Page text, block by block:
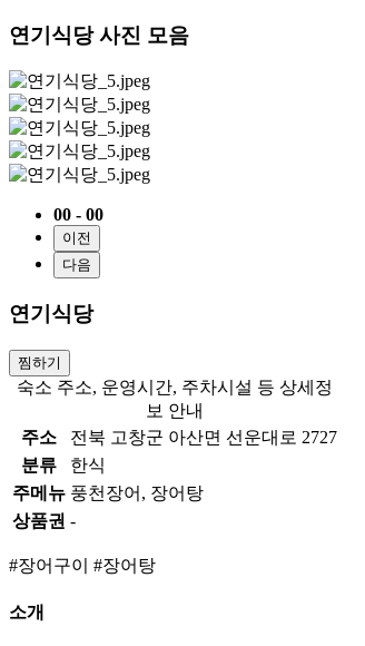
연기식당 사진 모음
00 - 00
이전
다음
연기식당
찜하기
숙소 주소, 운영시간, 주차시설 등 상세정
보 안내
주소
전북 고창군 아산면 선운대로 2727
분류
한식
주메뉴 풍천장어, 장어탕
상품권 -
#장어구이 #장어탕
소개